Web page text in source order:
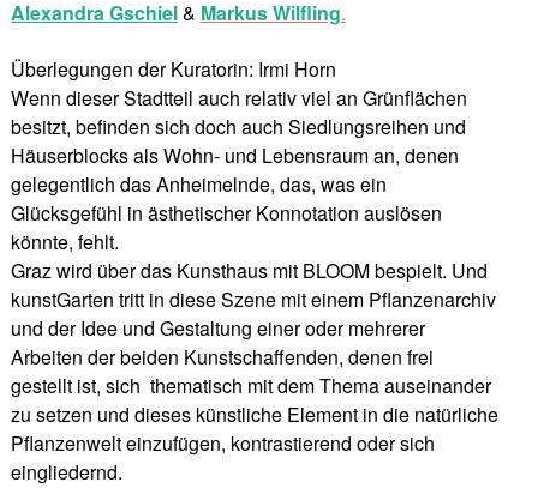
PARTNER*INNEN
ANGEBOTE
Alexandra Gschiel& Markus Wilfling.
Überlegungen der Kuratorin: Irmi Horn
Wenn dieser Stadtteil auch relativ viel an Grünflächen
besitzt, befinden sich doch auch Siedlungsreihen und
Häuserblocks als Wohn- und Lebensraum an, denen
gelegentlich das Anheimelnde, das, was ein
Glücksgefühl in ästhetischer Konnotation auslösen
könnte, fehlt.
Graz wird über das Kunsthaus mit BLOOM bespielt. Und
kunstGarten tritt in diese Szene mit einem Pflanzenarchiv
und der Idee und Gestaltung einer oder mehrerer
Arbeiten der beiden Kunstschaffenden, denen frei
gestellt ist, sich thematisch mit dem Thema auseinander
zu setzen und dieses künstliche Element in die natürliche
Pflanzenwelt einzufügen, kontrastierend oder sich
eingliedernd.